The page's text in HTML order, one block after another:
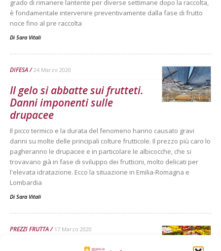
grado di rimanere lantente per diverse settimane dopo la raccolta,
è fondamentale intervenire preventivamente dalla fase di frutto
noce fino al pre raccolta
Di Sara Vitali
DIFESA 24 Marzo 2020
Il gelo si abbatte sui frutteti.
Danni imponenti sulle
drupacee
Il picco termico e la durata del fenomeno hanno causato gravi
danni su molte delle principali colture frutticole. Il prezzo più caro lo
pagheranno le drupacee e in particolare le albicocche, che si
trovavano già in fase di sviluppo dei frutticini, molto delicati per
l'elevata idratazione. Ecco la situazione in Emilia-Romagna e
Lombardia
Di Sara Vitali
PREZZI FRUTTA 17 Marzo 2020